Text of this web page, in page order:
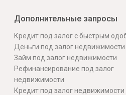
Дополнительные запросы
Кредит под залог с быстрым
Деньги под залог недвижимости
Займ под залог недвижимости
Рефинансирование под залог
недвижимости
Кредит под залог недвижимости